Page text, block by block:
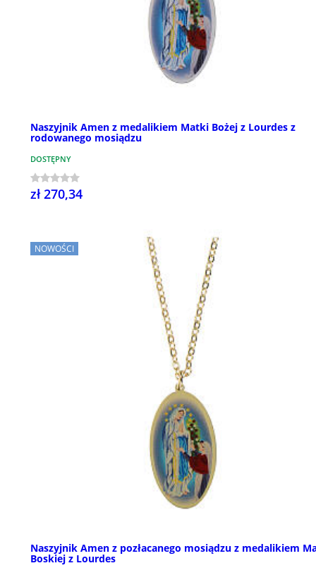
Naszyjnik Amen z medalikiem Matki Bożej z Lourdes z
rodowanego mosiądzu
DOSTĘPNY
zł 270,34
NOWOŚCI
Naszyjnik Amen z pozłacanego mosiądzu z medalikiem
Boskiej z Lourdes